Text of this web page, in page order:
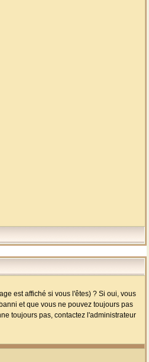
est affiché si vous l'êtes) ? Si oui, vous
et que vous ne pouvez toujours pas
toujours pas, contactez l'administrateur